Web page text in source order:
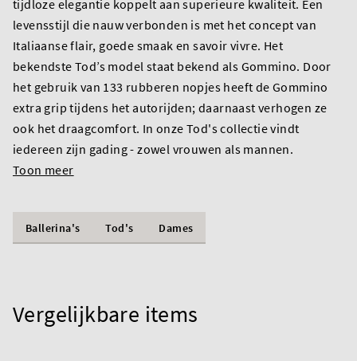
tijdloze elegantie koppelt aan superieure kwaliteit. Een
levensstijl die nauw verbonden is met het concept van
Italiaanse flair, goede smaak en savoir vivre. Het
bekendste Tod’s model staat bekend als Gommino. Door
het gebruik van 133 rubberen nopjes heeft de Gommino
extra grip tijdens het autorijden; daarnaast verhogen ze
ook het draagcomfort. In onze Tod's collectie vindt
iedereen zijn gading - zowel vrouwen als mannen.
Toon meer
Ballerina's Tod's Dames
Vergelijkbare items